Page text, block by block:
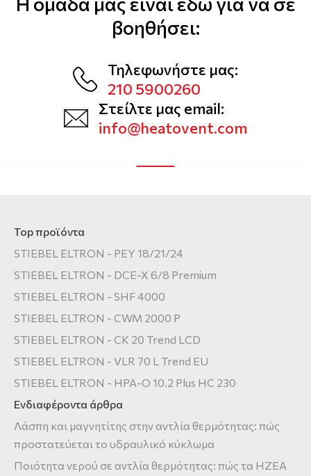
Αερόθερμα
Μοντέλα και τεχνικά χαρακτηριστικά
Αξεσουάρ και εξοπλισμός HPnext
Τρόποι εγκατάστασης
Εργαλεία επιλογής & υπολογισμού
Οδηγοί Επιλογής
βοηθήσει:
Τηλεφωνήστε μας:
210 5900260
Στείλτε μας email:
info@heatovent.com
Top προϊόντα
STIEBEL ELTRON - PEY 18/21/24
STIEBEL ELTRON - DCE-X 6/8 Premium
STIEBEL ELTRON - SHF 4000
STIEBEL ELTRON - CWM 2000 P
STIEBEL ELTRON - CK 20 Trend LCD
STIEBEL ELTRON - VLR 70 L Trend EU
STIEBEL ELTRON - HPA-O 10.2 Plus HC 230
Ενδιαφέροντα άρθρα
Λάσπη και μαγνητίτης στην αντλία θερμότητας: πώς
προστατεύεται το υδραυλικό κύκλωμα
Ποιότητα νερού σε αντλία θερμότητας: πώς τα HZEA